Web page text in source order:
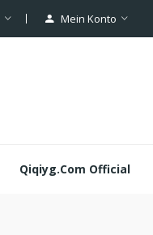
Mein Konto
Qiqiyg.com Official